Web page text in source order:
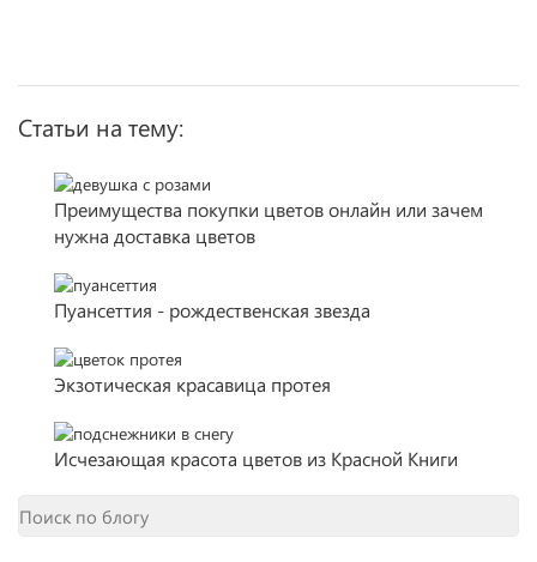
Статьи на тему:
Преимущества покупки цветов онлайн или зачем
нужна доставка цветов
Пуансеттия - рождественская звезда
Экзотическая красавица протея
Исчезающая красота цветов из Красной Книги